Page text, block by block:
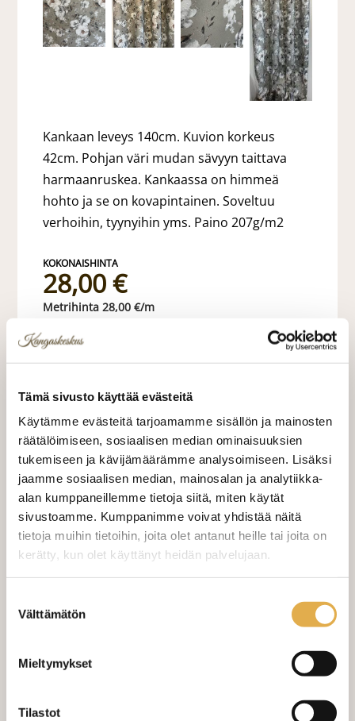
Tämä sivusto käyttää evästeitä
Käytämme evästeitä tarjoamamme sisällön ja mainosten
räätälöimiseen, sosiaalisen median ominaisuuksien
tukemiseen ja kävijämäärämme analysoimiseen. Lisäksi
jaamme sosiaalisen median, mainosalan ja analytiikka-
alan kumppaneillemme tietoja siitä, miten käytät
sivustoamme. Kumppanimme voivat yhdistää näitä
tietoja muihin tietoihin, joita olet antanut heille tai joita on
kerätty, kun olet käyttänyt heidän palvelujaan.
valinta
Välttämätön
Mieltymykset
Tilastot
Kankaan leveys 140cm. Kuvion korkeus
42cm. Pohjan väri mudan sävyyn taittava
harmaanruskea. Kankaassa on himmeä
hohto ja se on kovapintainen. Soveltuu
verhoihin, tyynyihin yms. Paino 207g/m2
28,00 €
28,00 €/m
VALITSE KANKAAN PITUUS
LISÄÄ OSTOSKORIIN
Tilaa näytepala kankaasta
Näytepalan hinta 1,50 €. Koko n. 10x10 cm.
Valitse mukaan ompelupalvelu
(sis. työn ja tarvikkeet)
+ 22,00 €
Purjerengasverho leveys max 150
+ 42,00 €
+ 4,00 €